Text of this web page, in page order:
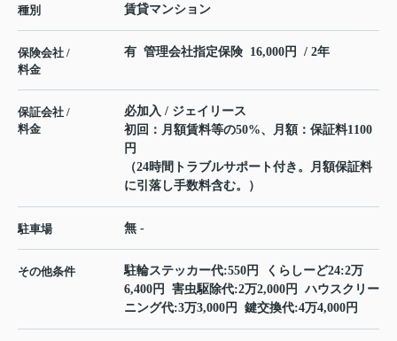
種別 賃貸マンション
保険会社 /
料金
有 管理会社指定保険 16,000円 / 2年
保証会社 /
料金
必加入 / ジェイリース
初回：月額賃料等の50%、月額：保証料1100
円
（24時間トラブルサポート付き。月額保証料
に引落し手数料含む。）
駐車場 無 -
その他条件
駐輪ステッカー代:550円 くらしーど24:2万
6,400円 害虫駆除代:2万2,000円 ハウスクリー
ニング代:3万3,000円 鍵交換代:4万4,000円